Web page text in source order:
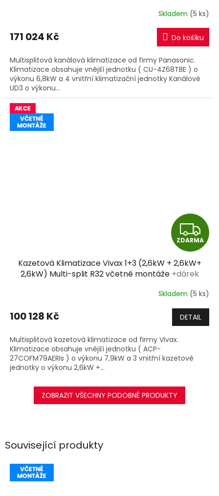
Související produkty
R
M
A
Skladem (5 ks)
171 024 Kč Do košíku
Multisplitová kanálová klimatizace od firmy Panasonic.
Klimatizace obsahuje vnější jednotku ( CU-4Z68TBE ) o
výkonu 6,8kW a 4 vnitřní klimatizační jednotky Kanálové
UD3 o výkonu...
Z
D
A
R
M
A
ZDARMA
Kazetová Klimatizace Vivax 1+3 (2,6kW + 2,6kW+
2,6kW) Multi-split R32 včetně montáže +dárek
Skladem (5 ks)
100 128 Kč DETAIL
Multisplitová kazetová klimatizace od firmy Vivax.
Klimatizace obsahuje vnější jednotku ( ACP-
27COFM79AERIs ) o výkonu 7,9kW a 3 vnitřní kazetové
jednotky o výkonu 2,6kW +...
ZOBRAZIT VŠECHNY PODOBNÉ PRODUKTY